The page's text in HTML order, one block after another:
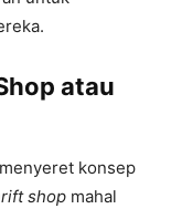
atau
konsep
shop mahal